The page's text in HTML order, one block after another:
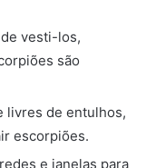
vesti-los,
são
livres de entulhos,
escorpiões.
e janelas para